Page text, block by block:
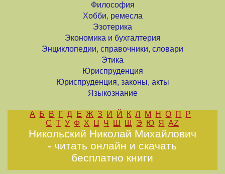
Философия
Хобби, ремесла
Эзотерика
Экономика и бухгалтерия
Энциклопедии, справочники, словари
Этика
Юриспруденция
Юриспруденция, законы, акты
Языкознание
А Б В Г Д Е Ж З И Й К Л М Н О П
Р
С Т У Ф Х Ц Ч Ш Щ Э Ю Я AZ
Никольский Николай Михайлович
- читать онлайн и скачать
бесплатно книги